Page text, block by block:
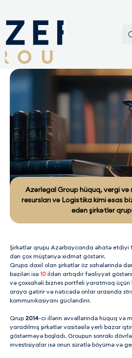
Azərlegal Group hüquq, vergi və
resursları və Logistika kimi əsas
edən şirkətlər
Şirkətlər qrupu Azərbaycanda əhatə
dən çox müştəriyə xidmət göstərir.
Qrupa daxil olan şirkətlər öz sahələrində
bəziləri isə 10 ildən artıqdır fəaliyyət
və çoxsahəli biznes portfeli yaratmaq üçün
araya gətirir və nəticədə onlar arasında
kommunikasiyanı gücləndirir.
Qrup 2014-ci illərin əvvəllərində hüquq və
yaradılmış şirkətlər vasitəsilə yerli bazar
göstərməyə başladı. Groupun sonrakı
investisiyalar isə onun sürətlə böyümə və